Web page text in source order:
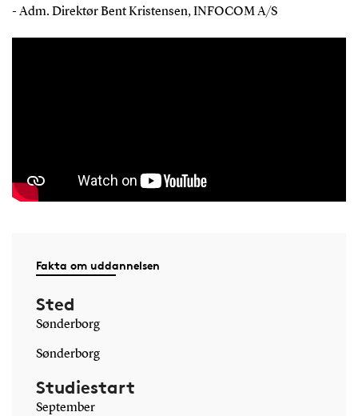
- Adm. Direktør Bent Kristensen, INFOCOM A/S
Fakta om uddannelsen
Sted
Sønderborg
Sønderborg
Studiestart
September